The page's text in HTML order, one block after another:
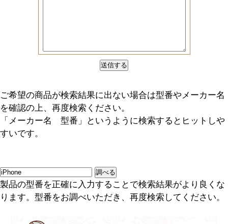
ご希望の商品が検索結果に出ない場合は型番やメーカー名
を確認の上、再度検索ください。
「メーカー名 型番」というように検索するとヒットしや
すいです。
調べる
製品の型番を正確に入力することで検索結果がより良くな
ります。型番をお調べいただき、再度検索してください。